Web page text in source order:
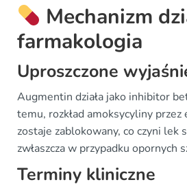
Mechanizm
farmakologia
Uproszczone
Augmentin działa jako inhibitor
temu, rozkład amoksycyliny przez
zostaje zablokowany, co czyni lek
zwłaszcza w przypadku opornych
Terminy kliniczne